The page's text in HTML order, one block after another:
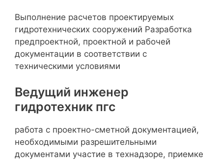
Выполнение расчетов проектируемых
гидротехнических сооружений Разработка
предпроектной, проектной и рабочей
документации в соответствии с
техническими условиями
Ведущий инженер
гидротехник пгс
работа с проектно-сметной документацией,
необходимыми разрешительными
документами участие в технадзоре, приемке